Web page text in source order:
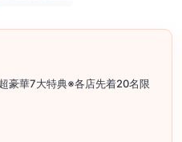
豪華7大特典※各店先着20名限